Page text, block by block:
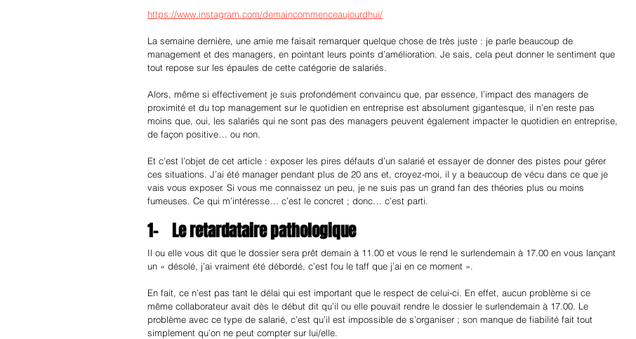
https://www.instagram.com/demaincommenceaujourdhui/
La semaine dernière, une amie me faisait remarquer quelque chose de très juste : je parle beaucoup de
management et des managers, en pointant leurs points d’amélioration. Je sais, cela peut donner le sentiment que
tout repose sur les épaules de cette catégorie de salariés.
Alors, même si effectivement je suis profondément convaincu que, par essence, l’impact des managers de
proximité et du top management sur le quotidien en entreprise est absolument gigantesque, il n’en reste pas
moins que, oui, les salariés qui ne sont pas des managers peuvent également impacter le quotidien en entreprise,
de façon positive… ou non.
Et c’est l’objet de cet article : exposer les pires défauts d’un salarié et essayer de donner des pistes pour gérer
ces situations. J’ai été manager pendant plus de 20 ans et, croyez-moi, il y a beaucoup de vécu dans ce que je
vais vous exposer. Si vous me connaissez un peu, je ne suis pas un grand fan des théories plus ou moins
fumeuses. Ce qui m’intéresse… c’est le concret ; donc… c’est parti.
1-    Le retardataire pathologique
Il ou elle vous dit que le dossier sera prêt demain à 11.00 et vous le rend le surlendemain à 17.00 en vous lançant
un « désolé, j’ai vraiment été débordé, c’est fou le taff que j’ai en ce moment ».
En fait, ce n’est pas tant le délai qui est important que le respect de celui-ci. En effet, aucun problème si ce
même collaborateur avait dès le début dit qu’il ou elle pouvait rendre le dossier le surlendemain à 17.00. Le
problème avec ce type de salarié, c’est qu’il est impossible de s’organiser ; son manque de fiabilité fait tout
simplement qu’on ne peut compter sur lui/elle.